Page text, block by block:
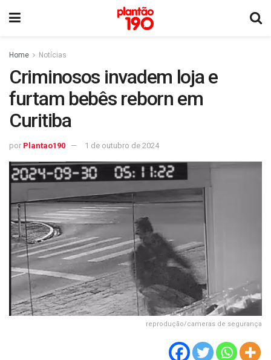
Home Notícias
Criminosos invadem loja e
furtam bebês reborn em
Curitiba
por Plantao190 1 de outubro de 2024
reprodução/cameras de segurança